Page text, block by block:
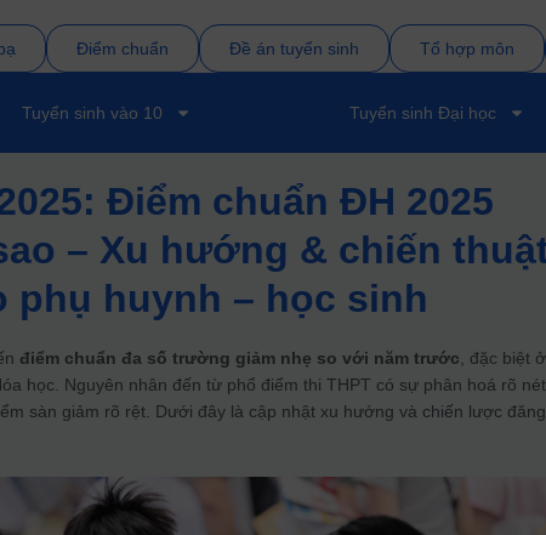
Điểm chuẩn Đề án tuyển sinh Tổ hợp môn
Tuyển sinh vào 10 Tuyển sinh Đại học
Điểm chuẩn ĐH 2025
– Xu hướng & chiến
phụ huynh – học sinh
điểm chuẩn đa số trường giảm nhẹ so với năm trước , đặc biệt ở
học. Nguyên nhân đến từ phổ điểm thi THPT có sự phân hoá rõ nét
sàn giảm rõ rệt. Dưới đây là cập nhật xu hướng và chiến lược